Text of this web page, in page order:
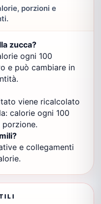
porzioni e
zucca?
ogni 100
e può cambiare in
viene ricalcolato
calorie ogni 100
e collegamenti